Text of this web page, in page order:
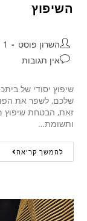
השיפוץ
השרון פוסט 1 במאי 2023
אין תגובות
שיפוץ יסודי של
שלכם, לשפר את
זאת, הבטחת שיפוץ
ותשומת…
להמשך קריאה